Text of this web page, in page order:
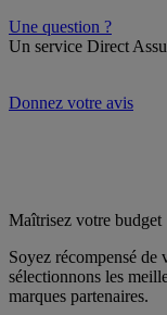
Une question ?
Un service Direct
Donnez votre avis
Maîtrisez votre budget
Soyez récompensé
sélectionnons les
marques partenaires.